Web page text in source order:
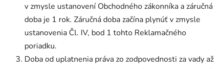
v zmysle ustanovení Obchodného zákonníka a záručná
doba je 1 rok. Záručná doba začína plynúť v zmysle
ustanovenia Čl. IV, bod 1 tohto Reklamačného
poriadku.
Doba od uplatnenia práva zo zodpovednosti za vady až